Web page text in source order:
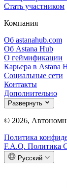
Стать участником
Компания
Об astanahub.com
Об Astana Hub
О геймификации
Карьера в Astana
Социальные сети
Контакты
Дополнительно
Развернуть
© 2026,
Политика
F.A.Q. Политика
Русский